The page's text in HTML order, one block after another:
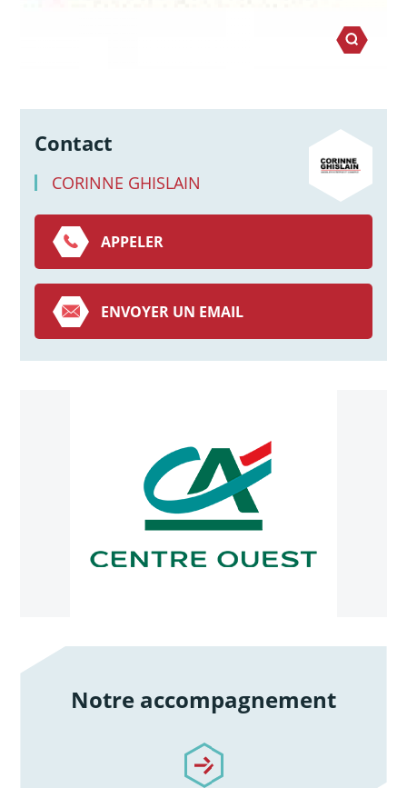
Contact
CORINNE GHISLAIN
APPELER
ENVOYER UN EMAIL
Notre accompagnement
/notre-accompagnement